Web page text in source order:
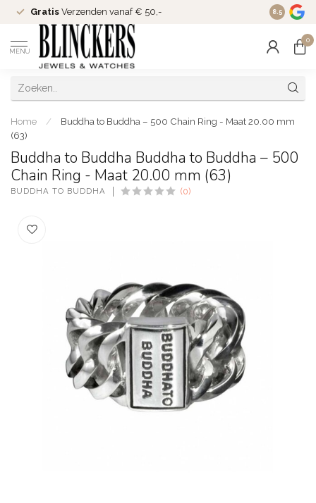
Gratis Verzenden vanaf € 50,- Since
8.5
MENU
0
Home /
Buddha to Buddha – 500 Chain Ring - Maat 20.00 mm
(63)
Buddha to Buddha Buddha to Buddha – 500
Chain Ring - Maat 20.00 mm (63)
BUDDHA TO BUDDHA (0)